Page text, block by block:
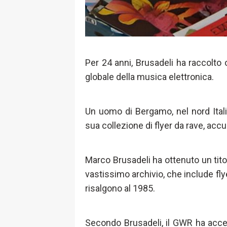
Per 24 anni, Brusadeli ha
globale della musica elettronica.
Un uomo di Bergamo, nel nord
sua collezione di flyer da rave,
Marco Brusadeli ha ottenuto un
vastissimo archivio, che include
risalgono al 1985.
Secondo Brusadeli, il GWR ha